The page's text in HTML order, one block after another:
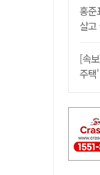
홍준
살고
[속
주택